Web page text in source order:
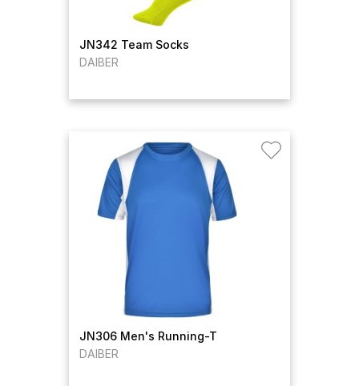
JN342 Team Socks
DAIBER
JN306 Men's Running-T
DAIBER